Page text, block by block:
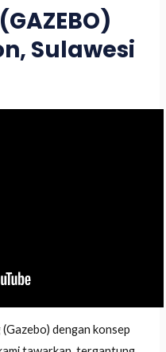
Sulawesi
dengan konsep